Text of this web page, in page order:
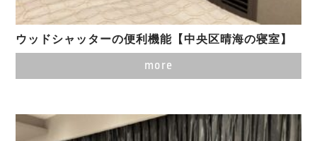
ウッドシャッターの便利機能【中央区晴海の寝室】
more